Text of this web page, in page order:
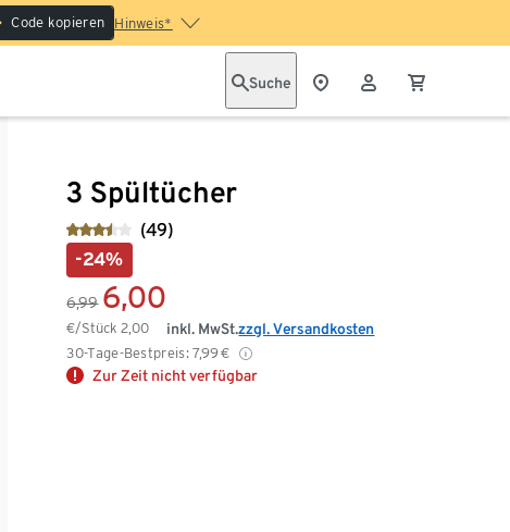
Code kopieren Hinweis*
Suche
3 Spültücher
(49)
-24%
6,99 6,00
€/Stück2,00
30-Tage-Bestpreis: 7,99€
inkl. MwSt.zzgl. Versandkosten
Zur Zeit nicht verfügbar